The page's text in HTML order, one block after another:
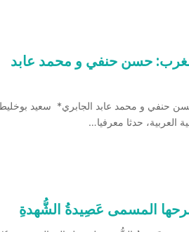
حسن حنفي و محمد عابد
حنفي و محمد عابد الجابري* سعيد
المسمى عَصِيدةُ الشُّهدةِ